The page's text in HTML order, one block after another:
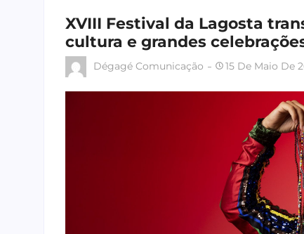
XVIII Festival da Lagosta
cultura e grandes
Dégagé Comunicação 15 De Maio De